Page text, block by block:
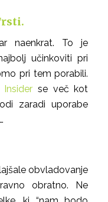
naenkrat. To je
učinkoviti pri
pri tem porabili.
Insiderse več kot
zaradi uporabe
obvladovanje
obratno. Ne